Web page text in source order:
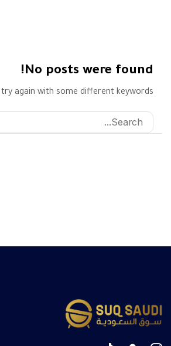
No posts were found!
again with some different keywords